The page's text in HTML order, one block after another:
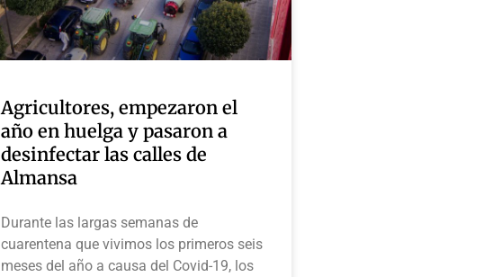
Agricultores, empezaron el
año en huelga y pasaron a
desinfectar las calles de
Almansa
Durante las largas semanas de
cuarentena que vivimos los primeros seis
meses del año a causa del Covid-19, los